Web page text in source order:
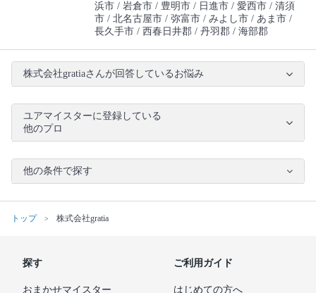
浜市 岩倉市 豊明市 日進市 愛西市 清須
市 北名古屋市 弥富市 みよし市 あま市
長久手市 西春日井郡 丹羽郡 海部郡
株式会社gratiaさんが回答しているお悩み
ユアマイスターに登録している
他のプロ
他の条件で探す
トップ 株式会社gratia
探す
おまかせマイスター
ご利用ガイド
はじめての方へ